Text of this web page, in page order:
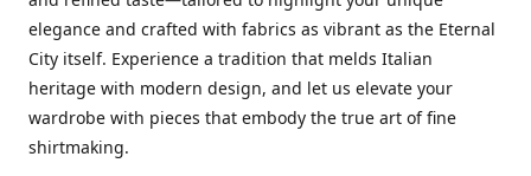
elegance and crafted with fabrics as vibrant as the Eternal
City itself. Experience a tradition that melds Italian
heritage with modern design, and let us elevate your
wardrobe with pieces that embody the true art of fine
shirtmaking.